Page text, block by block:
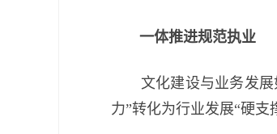
一体推进规范执业
文化建设与业务发展如
力”转化为行业发展“硬支